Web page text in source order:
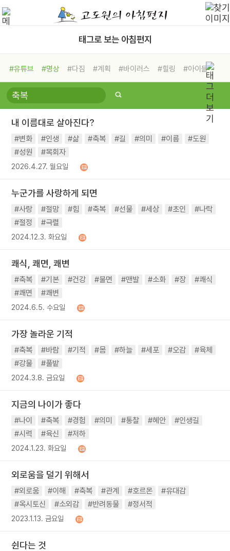
태그로 보는 아침편지
#유튜브 #명상 #다짐 #계획 #바이러스 #힐링
#아이들
#비전캠프
#독서캠프 #삶
#희망
#나눔 #친구 #링컨학교
#독서
#건강 #면역력
내 이름대로 살아진다?
#변화 #인생 #삶 #축복 #길 #의미 #이름
#도원
#성원
#목회자
2026.4.27. 월요일
누군가를 사랑하게 되면
#사랑 #절망 #힘 #축복 #선물 #세상 #초인
#나락
#절정
#극렬
2024.12.3. 화요일
쾌식, 쾌면, 쾌변
#축복 #기본 #건강 #불면 #맨발 #소화 #장
#쾌식
#쾌면
#쾌변
2024.6.5. 수요일
가장 놀라운 기적
#축복 #바람 #기적 #몸 #하늘 #세포 #오감
#육체
#강물
#풀밭
2024.3.8. 금요일
지금의 나이가 좋다
#나이 #축복 #경험 #의미 #통찰 #혜안
#인생길
#시력
#육신 #저하
2024.1.23. 화요일
외로움을 덜기 위해서
#외로움 #이해 #축복 #관계 #호르몬
#유대감
#옥시토신
#소외감 #반려동물 #정서적
2023.1.13. 금요일
쉰다는 것